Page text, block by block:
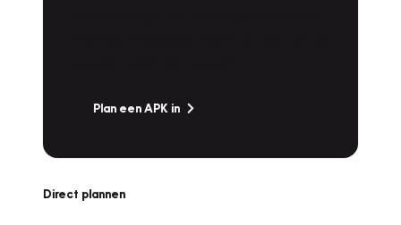
Plan een APK in
Direct plannen